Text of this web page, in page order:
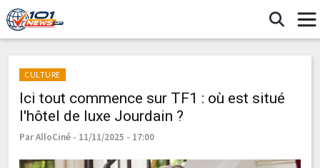
CULTURE
Ici tout commence sur TF1 : où est situé
l'hôtel de luxe Jourdain ?
Par AlloCiné - 11/11/2025 - 17:00